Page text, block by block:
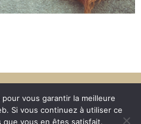
vous garantir la meilleure
Si vous continuez à utiliser ce
vous en êtes satisfait.